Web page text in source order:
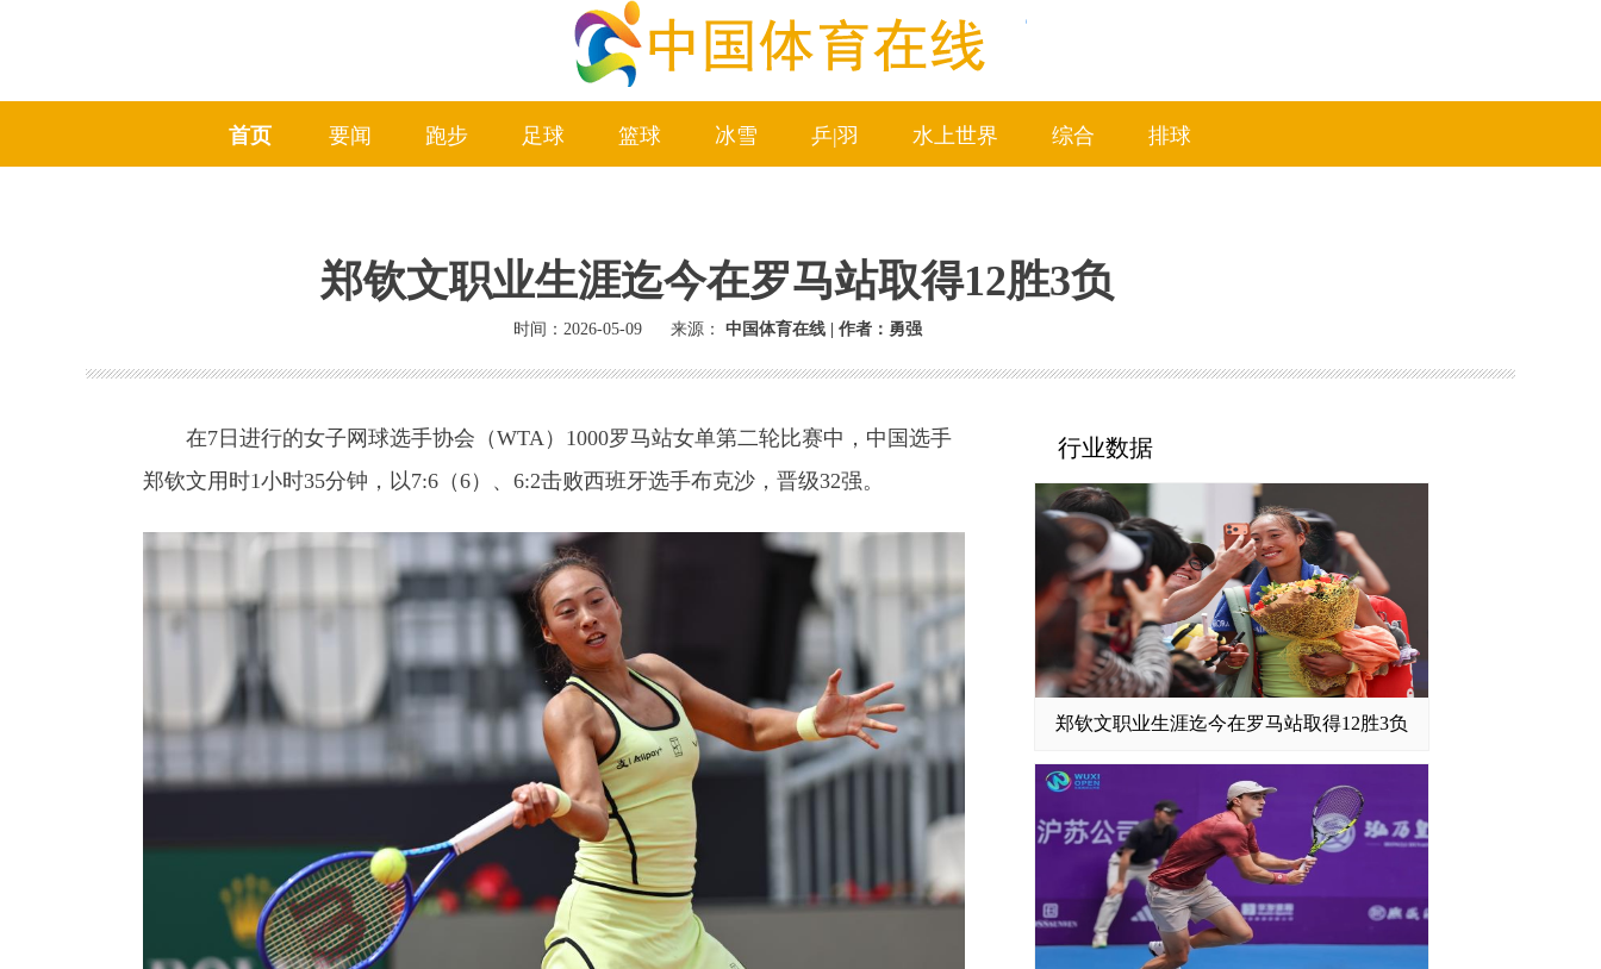
首页 要闻 跑步 足球 篮球 冰雪 乒|羽 水上世界 综合 排球
郑钦文职业生涯迄今在罗马站取得12胜3负
时间：2026-05-09 来源： 中国体育在线 | 作者：勇强
在7日进行的女子网球选手协会（WTA）1000罗马站女单第二轮比赛中，中国选手
郑钦文用时1小时35分钟，以7:6（6）、6:2击败西班牙选手布克沙，晋级32强。
行业数据
郑钦文职业生涯迄今在罗马站取得12胜3负